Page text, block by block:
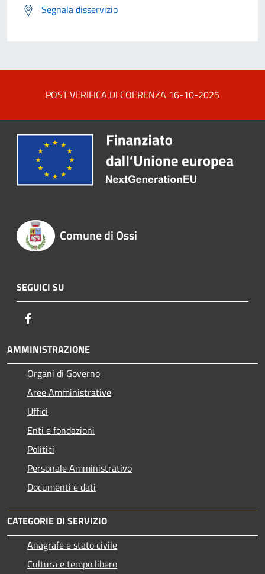
Segnala disservizio
POST VERIFICA DI COERENZA 16-10-2025
Comune di Ossi
SEGUICI SU
AMMINISTRAZIONE
Organi di Governo
Aree Amministrative
Uffici
Enti e fondazioni
Politici
Personale Amministrativo
Documenti e dati
CATEGORIE DI SERVIZIO
Anagrafe e stato civile
Cultura e tempo libero